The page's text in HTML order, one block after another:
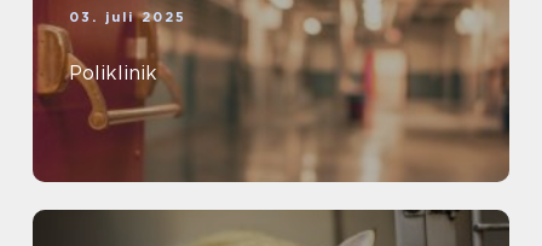
03. juli 2025
Poliklinik